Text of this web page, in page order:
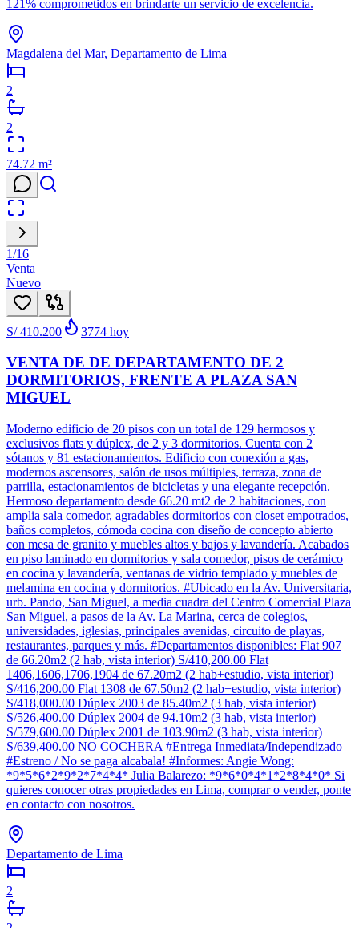
121% comprometidos en brindarte un servicio de excelencia.
Magdalena del Mar, Departamento de Lima
2
2
74.72 m²
1/16
Venta
Nuevo
S/ 410.200 3774 hoy
VENTA DE DE DEPARTAMENTO DE 2
DORMITORIOS, FRENTE A PLAZA SAN
MIGUEL
Moderno edificio de 20 pisos con un total de 129 hermosos y
exclusivos flats y dúplex, de 2 y 3 dormitorios. Cuenta con 2
sótanos y 81 estacionamientos. Edificio con conexión a gas,
modernos ascensores, salón de usos múltiples, terraza, zona de
parrilla, estacionamientos de bicicletas y una elegante recepción.
Hermoso departamento desde 66.20 mt2 de 2 habitaciones, con
amplia sala comedor, agradables dormitorios con closet empotrados,
baños completos, cómoda cocina con diseño de concepto abierto
con mesa de granito y muebles altos y bajos y lavandería. Acabados
en piso laminado en dormitorios y sala comedor, pisos de cerámico
en cocina y lavandería, ventanas de vidrio templado y muebles de
melamina en cocina y dormitorios. #Ubicado en la Av. Universitaria,
urb. Pando, San Miguel, a media cuadra del Centro Comercial Plaza
San Miguel, a pasos de la Av. La Marina, cerca de colegios,
universidades, iglesias, principales avenidas, circuito de playas,
restaurantes, parques y más. #Departamentos disponibles: Flat 907
de 66.20m2 (2 hab, vista interior) S/410,200.00 Flat
1406,1606,1706,1904 de 67.20m2 (2 hab+estudio, vista interior)
S/416,200.00 Flat 1308 de 67.50m2 (2 hab+estudio, vista interior)
S/418,000.00 Dúplex 2003 de 85.40m2 (3 hab, vista interior)
S/526,400.00 Dúplex 2004 de 94.10m2 (3 hab, vista interior)
S/579,600.00 Dúplex 2001 de 103.90m2 (3 hab, vista interior)
S/639,400.00 NO COCHERA #Entrega Inmediata/Independizado
#Estreno / No se paga alcabala! #Informes: Angie Wong:
*9*5*6*2*9*2*7*4*4* Julia Balarezo: *9*6*0*4*1*2*8*4*0* Si
quieres conocer otras propiedades en Lima, comprar o vender, ponte
en contacto con nosotros.
Departamento de Lima
2